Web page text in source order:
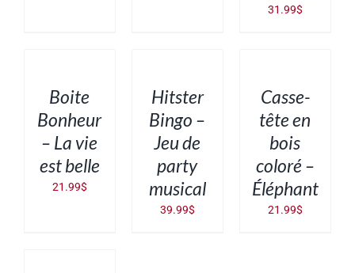
31.99$
DÉTAILSBoite
Bonheur
– La vie
est belle
21.99$
DÉTAILS
Hitster
Bingo –
Jeu de
party
musical
39.99$
DÉTAILSCasse-
tête en
bois
coloré –
Éléphant
21.99$